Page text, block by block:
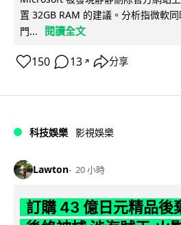
置 32GB RAM 的建議。分析指微軟
門...
閱讀全文
150 13 ↗ 分享
科技娛樂 影視娛樂
Lawton 20 小時
訂購 43 億日元精品後